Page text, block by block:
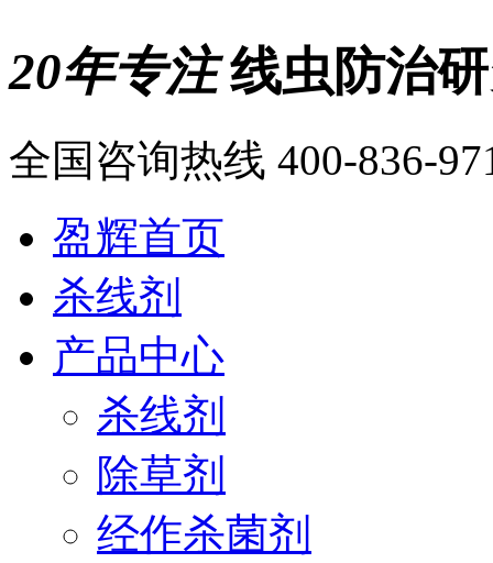
20年专注线虫防治
全国咨询热线 400-836-
盈辉首页
杀线剂
产品中心
杀线剂
除草剂
经作杀菌剂